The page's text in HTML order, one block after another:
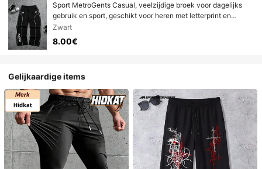
Sport MetroGents Casual, veelzijdige broek voor dagelijks
gebruik en sport, geschikt voor heren met letterprint en
trekkoord in de taille.
Zwart
8.00€
Gelijkaardige items